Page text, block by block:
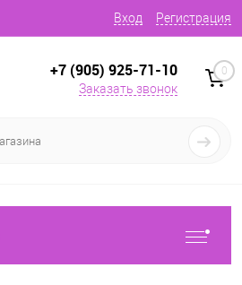
Вход Регистрация
+7 (905) 925-71-10
Заказать звонок
0